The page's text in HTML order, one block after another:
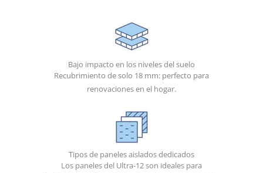
Bajo impacto en los niveles del suelo
Recubrimiento de solo 18 mm: perfecto para
renovaciones en el hogar.
Tipos de paneles aislados dedicados
Los paneles del Ultra-12 son ideales para